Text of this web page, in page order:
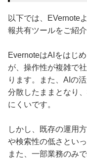
以下では、EVernote
報共有ツールをご紹介
EvernoteはAIをはじ
が、操作性が複雑で
ります。また、AIの
分散したままとなり
にくいです。
しかし、既存の運用
や検索性の低さとい
また、一部業務のみ